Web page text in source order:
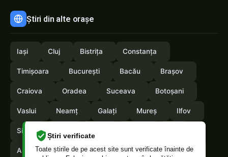
Știri verificate
Toate știrile de pe acest site sunt verificate înainte de
Știri din alte orașe
Iași Cluj Bistrița Constanța
Timișoara București Bacău Brașov
Craiova Oradea Suceava Botoșani
Vaslui Neamț Galați Mureș Ilfov
Sibiu
Arges Maramures Vrancea Satumare